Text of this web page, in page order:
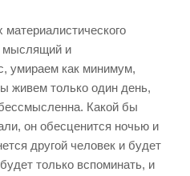
мыслящий и
умираем как минимум,
живем только один день,
Какой бы
он обесценится ночью и
другой человек и будет
только вспоминать, и